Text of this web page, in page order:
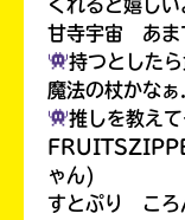
くれると嬉しい
甘寺宇宙 あま
持つとした
魔法の杖かなぁ
推しを教え
ゃん)
すとぷり ころ